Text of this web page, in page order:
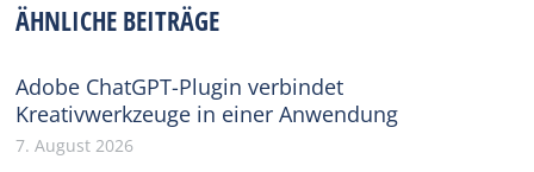
ÄHNLICHE BEITRÄGE
Adobe ChatGPT-Plugin verbindet
Kreativwerkzeuge in einer Anwendung
7. August 2026